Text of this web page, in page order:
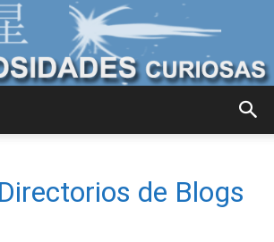
Curiosas
de Blogs